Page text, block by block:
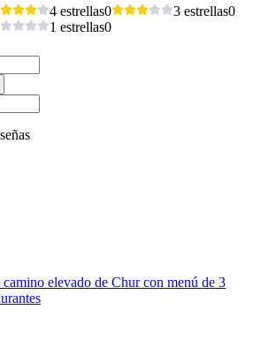
4 estrellas0 3 estrellas0
1 estrellas0
elevado de Chur con menú de 3